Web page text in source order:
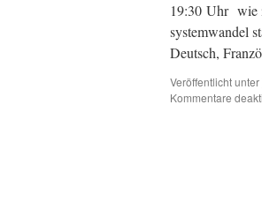
19:30 Uhr wie
systemwandel
Deutsch,
Veröffentlicht unter
Kommentare